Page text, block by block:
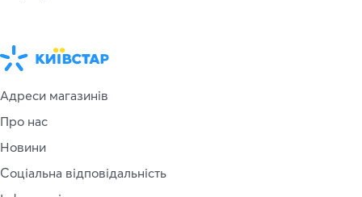
Адреси магазинів
Про нас
Новини
Соціальна відповідальність